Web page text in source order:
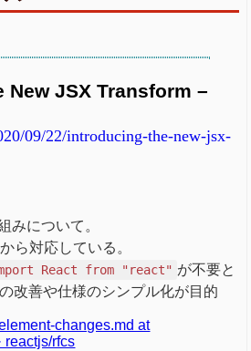
JSX Transform –
09/22/introducing-the-new-jsx-
みについて。
ら対応している。
React from "react" が不要と
改善や仕様のシンプル化が目的
changes.md at
reactjs/rfcs